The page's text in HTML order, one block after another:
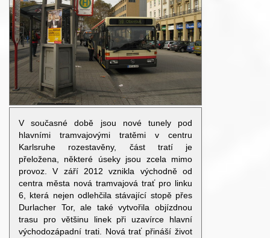
V současné době jsou nové tunely pod
hlavními tramvajovými tratěmi v centru
Karlsruhe rozestavěny, část tratí je
přeložena, některé úseky jsou zcela mimo
provoz. V září 2012 vznikla východně od
centra města nová tramvajová trať pro linku
6, která nejen odlehčila stávající stopě přes
Durlacher Tor, ale také vytvořila objízdnou
trasu pro většinu linek při uzavírce hlavní
východozápadní trati. Nová trať přináší život